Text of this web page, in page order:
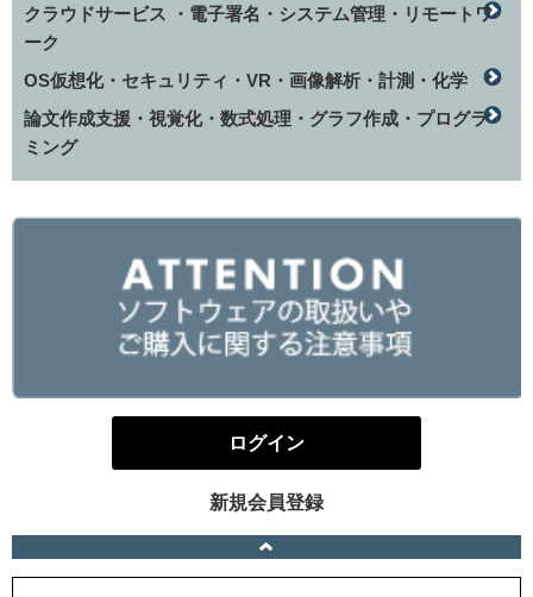
クラウドサービス ・電子署名・システム管理・リモートワ
ーク
OS仮想化・セキュリティ・VR・画像解析・計測・化学
論文作成支援・視覚化・数式処理・グラフ作成・プログラ
ミング
ログイン
新規会員登録